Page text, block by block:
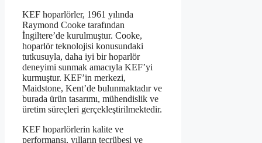
KEF hoparlörler, 1961 yılında
Raymond Cooke tarafından
İngiltere’de kurulmuştur. Cooke,
hoparlör teknolojisi konusundaki
tutkusuyla, daha iyi bir hoparlör
deneyimi sunmak amacıyla KEF’yi
kurmuştur. KEF’in merkezi,
Maidstone, Kent’de bulunmaktadır ve
burada ürün tasarımı, mühendislik ve
üretim süreçleri gerçekleştirilmektedir.
KEF hoparlörlerin kalite ve
performansı, yılların tecrübesi ve